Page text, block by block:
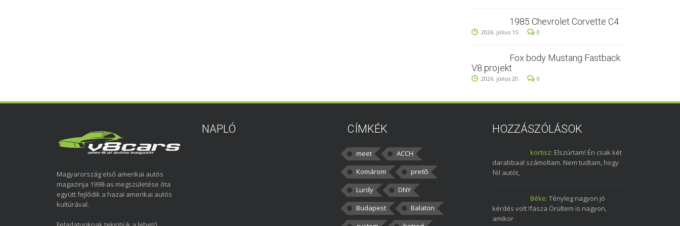
1985 Chevrolet Corvette C4
2026. július 15. 0
Fox body Mustang Fastback
V8 projekt
2026. július 20. 0
Magyarország első amerikai autós
magazinja 1998-as megszületése óta
együtt fejlődik a hazai amerikai autós
kultúrával.
NAPLÓ CÍMKÉK
meet
ACCH
Komárom
pre65
Lurdy
DNY
Budapest
Balaton
HOZZÁSZÓLÁSOK
kortisz: Elszúrtam! Én csak két
darabbaal számoltam. Nem tudtam, hogy
fél autót,
Béke: Tényleg nagyon jó
kérdés volt !fasza Örültem is nagyon,
amikor